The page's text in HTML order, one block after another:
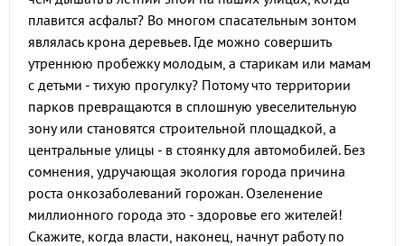
плавится асфальт? Во многом спасательным зонтом
являлась крона деревьев. Где можно совершить
утреннюю пробежку молодым, а старикам или мамам
с детьми - тихую прогулку? Потому что территории
парков превращаются в сплошную увеселительную
зону или становятся строительной площадкой, а
центральные улицы - в стоянку для автомобилей. Без
сомнения, удручающая экология города причина
роста онкозаболеваний горожан. Озеленение
миллионного города это - здоровье его жителей!
Скажите, когда власти, наконец, начнут работу по